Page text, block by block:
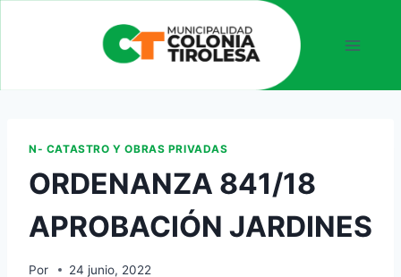
N- CATASTRO Y OBRAS PRIVADAS
ORDENANZA 841/18
APROBACIÓN JARDINES
Por 24 junio, 2022